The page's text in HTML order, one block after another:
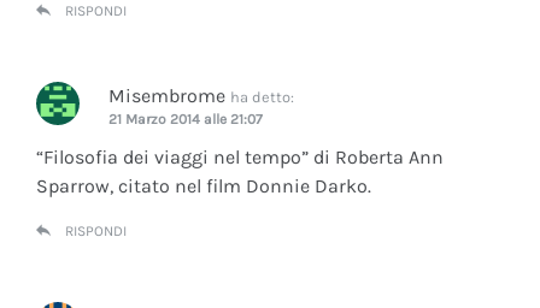
RISPONDI
Misembrome ha detto:
21 Marzo 2014 alle 21:07
“Filosofia dei viaggi nel tempo” di Roberta Ann
Sparrow, citato nel film Donnie Darko.
RISPONDI